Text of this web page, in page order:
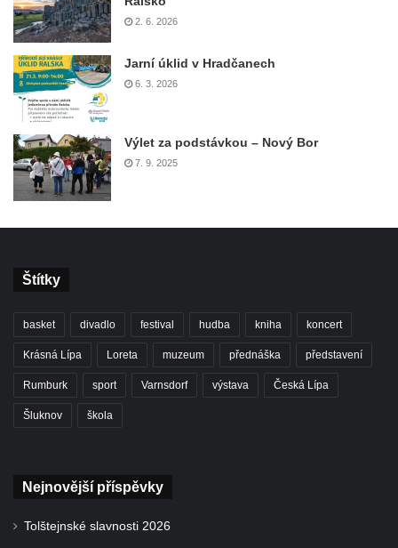
2. 6. 2026
Jarní úklid v Hradčanech
6. 3. 2026
Výlet za podstávkou – Nový Bor
7. 9. 2025
Štítky
basket divadlo festival hudba kniha koncert
Krásná Lípa Loreta muzeum přednáška představení
Rumburk sport Varnsdorf výstava Česká Lípa
Šluknov škola
Nejnovější příspěvky
Tolštejnské slavnosti 2026